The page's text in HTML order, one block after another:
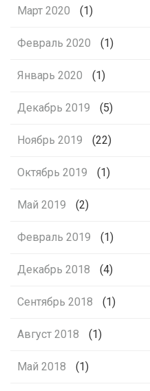
Март 2020 (1)
Февраль 2020 (1)
Январь 2020 (1)
Декабрь 2019 (5)
Ноябрь 2019 (22)
Октябрь 2019 (1)
Май 2019 (2)
Февраль 2019 (1)
Декабрь 2018 (4)
Сентябрь 2018 (1)
Август 2018 (1)
Май 2018 (1)